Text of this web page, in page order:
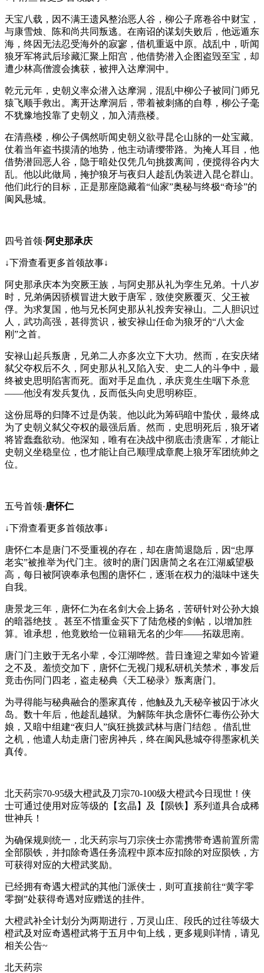
天宝八载，因不满王遗风整治恶人谷，柳公子席卷谷中财宝，
与康雪烛、陈和尚共同叛逃。在南诏的谋划失败后，他远遁东
海，终因无法忍受海外的寂寥，借机重返中原。战乱中，听闻
狼牙军将武后珍藏汇聚上阳宫，他借势潜入企图盗毁至宝，却
遭少林高僧渡会擒获，被押入达摩洞中。
乾元元年，史朝义率众潜入达摩洞，混乱中柳公子被同门师兄
猿飞顺手救出。离开达摩洞后，带着被刺痛的自尊，柳公子毫
不犹豫地投靠了史朝义，加入清燕楼。
在清燕楼，柳公子偶然听闻史朝义欲寻昆仑山脉的一处宝藏。
仗着当年盗书摸清的地势，他主动请缨带路。为掩人耳目，他
借势潜回恶人谷，隐于暗处仅凭几句挑拨离间，便搅得谷内大
乱。他以此做局，掩护狼牙与夜归人趁乱伪装进入昆仑群山。
他们此行的目标，正是那座隐藏着“仙家”奥秘与终极“奇珍”的
阆风悬城。
四号首领·阿史那承庆
↓下滑查看更多首领故事↓
阿史那承庆本为突厥王族，与阿史那从礼为孪生兄弟。十八岁
时，兄弟俩因骄横冒进大败于唐军，致使突厥覆灭、父王被
俘。为求复国，他与兄长阿史那从礼投奔安禄山。二人胆识过
人，武功高强，甚得赏识，被安禄山任命为狼牙的“八大金
刚”之首。
安禄山起兵叛唐，兄弟二人亦多次立下大功。然而，在安庆绪
弑父夺权后不久，阿史那从礼又陷入安、史二人的斗争中，最
终被史思明陷害而死。面对手足血仇，承庆竟生生咽下杀意
——他没有发兵复仇，反而低头向史思明称臣。
这份屈辱的归降不过是伪装。他以此为筹码暗中蛰伏，最终成
为了史朝义弑父夺权的最强后盾。然而，史思明死后，狼牙诸
将皆蠢蠢欲动。他深知，唯有在决战中彻底击溃唐军，才能让
史朝义坐稳皇位，也才能让自己顺理成章爬上狼牙军团统帅之
位。
五号首领·唐怀仁
↓下滑查看更多首领故事↓
唐怀仁本是唐门不受重视的存在，却在唐简退隐后，因“忠厚
老实”被推举为代门主。彼时的唐门因唐简之名在江湖威望极
高，每日被阿谀奉承包围的唐怀仁，逐渐在权力的滋味中迷失
自我。
唐景龙三年，唐怀仁为在名剑大会上扬名，苦研针对公孙大娘
的暗器绝技 。甚至不惜重金买下了陆危楼的剑帖，以增加胜
算。谁承想，他竟败给一位籍籍无名的少年——拓跋思南。
唐门门主败于无名小辈，令江湖哗然。昔日逢迎之辈如今皆避
之不及。羞愤交加下，唐怀仁无视门规私研机关禁术，事发后
竟击伤同门四老，盗走秘典《天工秘录》叛离唐门。
为寻得能与秘典融合的墨家真传，他触及九天秘辛被囚于冰火
岛。数十年后，他趁乱越狱。为解陈年执念唐怀仁毒伤公孙大
娘，又暗中组建“夜归人”疯狂挑拨武林与唐门结怨 。借乱世
之机，他遣人劫走唐门密房神兵，终在阆风悬城夺得墨家机关
真传。
北天药宗70-95级大橙武及刀宗70-100级大橙武今日现世！侠
士可通过使用对应等级的【玄晶】及【陨铁】系列道具合成稀
世神兵！
为确保规则统一，北天药宗与刀宗侠士亦需携带奇遇前置所需
全部陨铁，并扣除奇遇任务流程中原本应扣除的对应陨铁，方
可获得对应的大橙武奖励。
已经拥有奇遇大橙武的其他门派侠士，则可直接前往“黄字零
零捌”处获得奇遇对应赠送的挂件。
大橙武补全计划分为两期进行，万灵山庄、段氏的过往等级大
橙武及对应奇遇橙武将于五月中旬上线，更多规则详情，请见
相关公告~
北天药宗